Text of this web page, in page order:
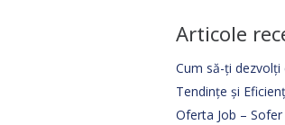
Articole
Cum să-ți dezvolți
Tendințe și
Oferta Job –